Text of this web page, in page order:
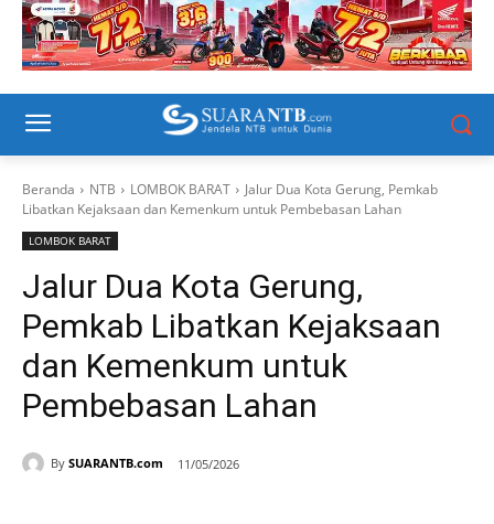
Beranda NTB LOMBOK BARAT
Jalur Dua Kota Gerung, Pemkab
Libatkan Kejaksaan dan Kemenkum untuk Pembebasan Lahan
LOMBOK BARAT
Jalur Dua Kota Gerung,
Pemkab Libatkan Kejaksaan
dan Kemenkum untuk
Pembebasan Lahan
By SUARANTB.com 11/05/2026